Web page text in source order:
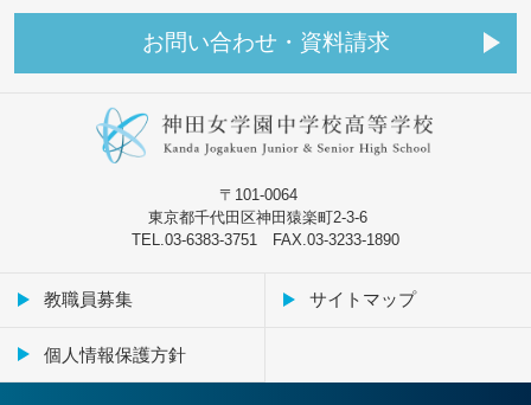
お問い合わせ ・ 資料請求
〒101-0064
東京都千代田区神田猿楽町2-3-6
TEL.03-6383-3751 FAX.03-3233-1890
教職員募集 サイトマップ
個人情報保護方針